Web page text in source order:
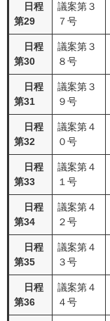
日程
第29
議案第３
７号
日程
第30
議案第３
８号
日程
第31
議案第３
９号
日程
第32
議案第４
０号
日程
第33
議案第４
１号
日程
第34
議案第４
２号
日程
第35
議案第４
３号
日程
第36
議案第４
４号